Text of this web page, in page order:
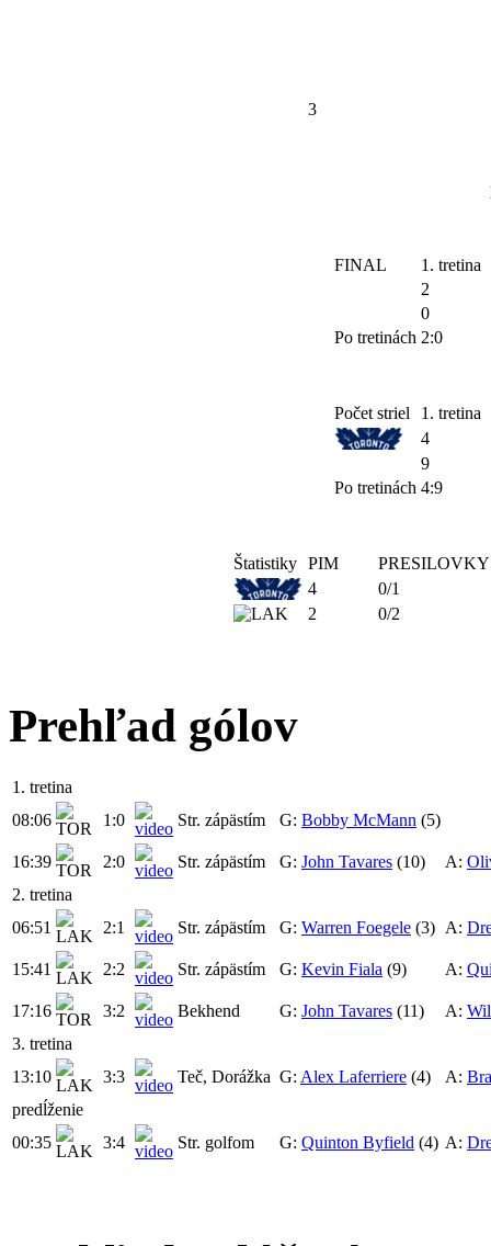
3
FINAL
1. tretina
2
0
Po tretinách 2:0
Počet striel
1. tretina
4
9
Po tretinách 4:9
Štatistiky PIM
PRESILOVKY
4
0/1
2
0/2
Prehľad gólov
1. tretina
08:06
1:0 Str. zápästím G: Bobby McMann (5)
16:39 2:0 Str. zápästím G: John Tavares (10) A:
2. tretina
06:51
2:1 Str. zápästím G: Warren Foegele (3) A:
15:41 2:2 Str. zápästím G: Kevin Fiala (9) A:
17:16 3:2 Bekhend G: John Tavares (11) A:
3. tretina
13:10
3:3 Teč, Dorážka G: Alex Laferriere (4) A:
predĺženie
00:35
3:4 Str. golfom G: Quinton Byfield (4) A: